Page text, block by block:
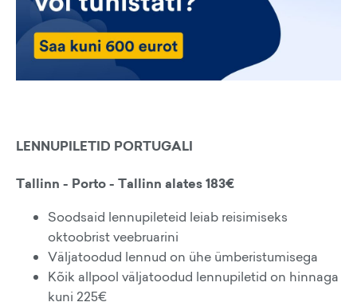
LENNUPILETID PORTUGALI
Tallinn - Porto - Tallinn alates 183€
Soodsaid lennupileteid leiab reisimiseks
oktoobrist veebruarini
Väljatoodud lennud on ühe ümberistumisega
Kõik allpool väljatoodud lennupiletid on hinnaga
kuni 225€